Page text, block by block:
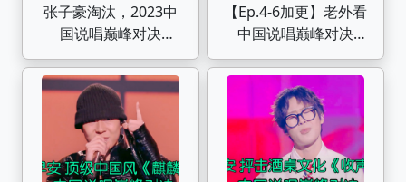
张子豪淘汰，2023中
国说唱巅峰对决
Rapper人气排名，谁
能夺得冠军
【Ep.4-6加更】老外看
中国说唱巅峰对决
2023 杨和苏/黄旭《冠
军相》 对战 VAVA/雾
都《城堡》